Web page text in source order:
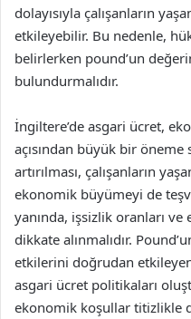
dolayısıyla çalışanların
etkileyebilir. Bu nedenle,
belirlerken pound’un
bulundurmalıdır.
İngiltere’de asgari ücret,
açısından büyük bir
artırılması, çalışanların
ekonomik büyümeyi de
yanında, işsizlik oranları
dikkate alınmalıdır.
etkilerini doğrudan
asgari ücret politikaları
ekonomik koşullar titizlikle